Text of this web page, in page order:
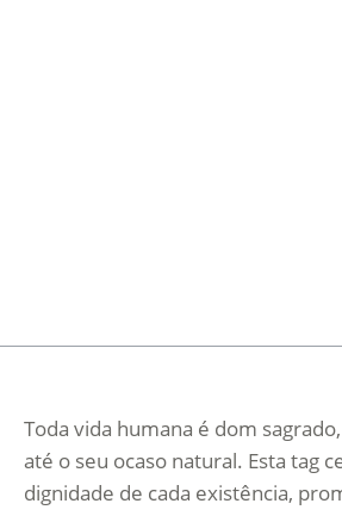
Toda vida humana é dom
até o seu ocaso natural. Esta tag
dignidade de cada existência,